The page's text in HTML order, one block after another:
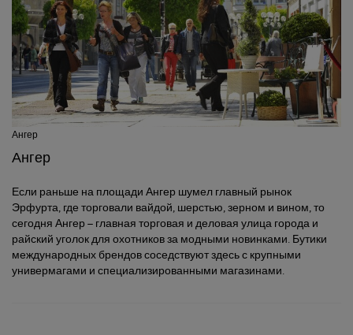
Ангер
Ангер
Если раньше на площади Ангер шумел главный рынок
Эрфурта, где торговали вайдой, шерстью, зерном и вином, то
сегодня Ангер – главная торговая и деловая улица города и
райский уголок для охотников за модными новинками. Бутики
международных брендов соседствуют здесь с крупными
универмагами и специализированными магазинами.